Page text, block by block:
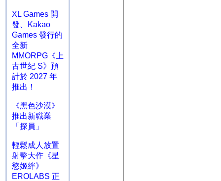
XL Games 開
發、Kakao
Games 發行的
全新
MMORPG《上
古世紀 S》預
計於 2027 年
推出！
《黑色沙漠》
推出新職業
「探員」
輕鬆成人放置
射擊大作《星
慾姬絆》
EROLABS 正